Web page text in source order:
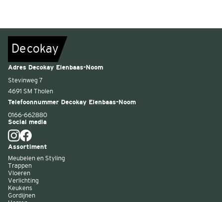
Decokay
Adres Decokay Elenbaas-Noom
Stevinweg 7
4691 SM Tholen
Telefoonnummer Decokay Elenbaas-Noom
0166-662880
Social media
Assortiment
Meubelen en Styling
Trappen
Vloeren
Verlichting
Keukens
Gordijnen